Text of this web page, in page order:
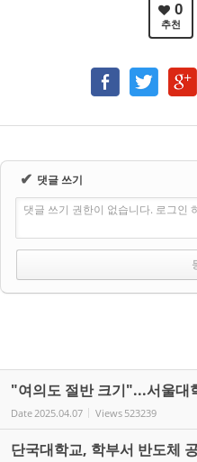
0
추천
✔ 댓글 쓰기
댓글 쓰기 권한이 없습니다. 로그인
"여의도 절반 크기"...서울대
Date2025.04.07 Views 523239
단국대학교, 학부서 반도체